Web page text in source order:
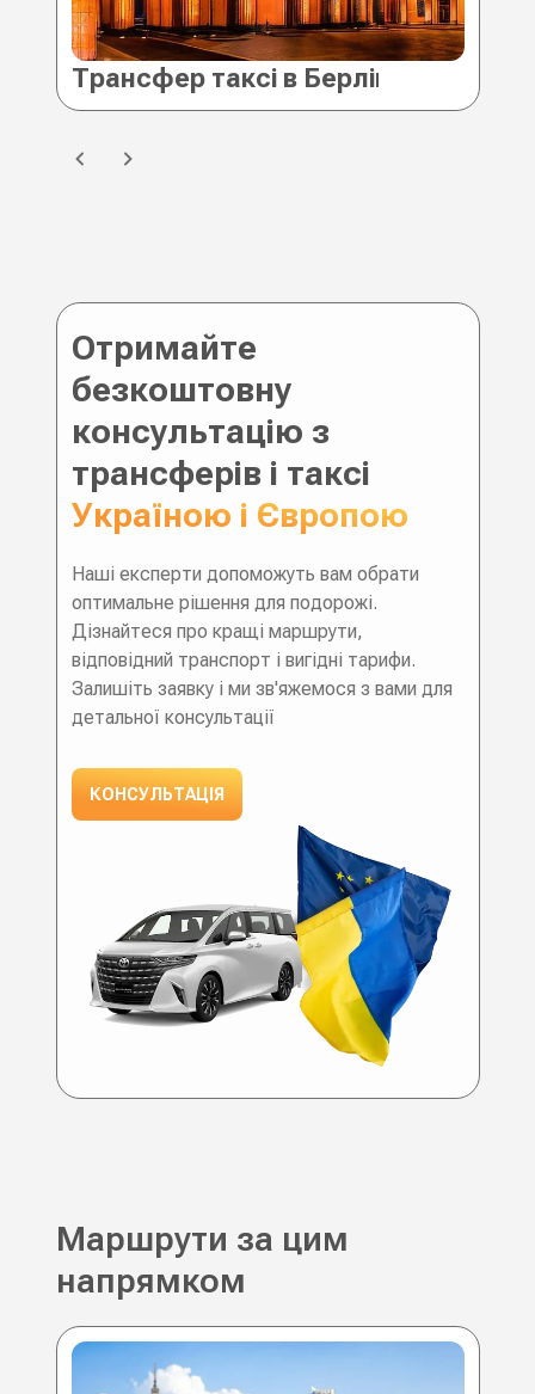
Трансфер таксі в Берлін
Отримайте
безкоштовну
консультацію з
трансферів і таксі
Україною і Європою
Наші експерти допоможуть вам обрати
оптимальне рішення для подорожі.
Дізнайтеся про кращі маршрути,
відповідний транспорт і вигідні тарифи.
Залишіть заявку і ми зв'яжемося з вами для
детальної консультації
КОНСУЛЬТАЦІЯ
Маршрути за цим
напрямком